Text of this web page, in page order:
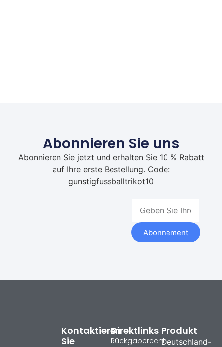
Abonnieren Sie uns
Abonnieren Sie jetzt und erhalten Sie 10 % Rabatt
auf Ihre erste Bestellung. Code:
gunstigfussballtrikot10
Abonnement
Produkt
Deutschland-
Direktlinks
Rückgaberecht
Kontaktieren
Sie